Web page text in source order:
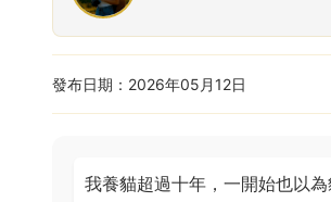
發布日期：2026年05月12日
我養貓超過十年，一開始也以